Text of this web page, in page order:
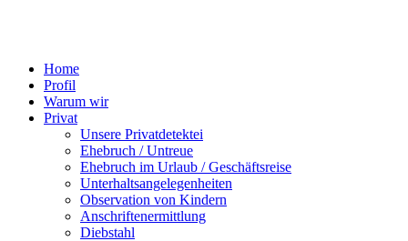
Home
Pro­fil
War­um wir
Pri­vat
Unse­re Pri­vat­de­tek­tei
Ehe­bruch / Untreue
Ehe­bruch im Urlaub / Geschäfts­rei­se
Unter­halts­an­ge­le­gen­hei­ten
Obser­va­ti­on von Kin­dern
Anschrif­ten­er­mitt­lung
Dieb­stahl